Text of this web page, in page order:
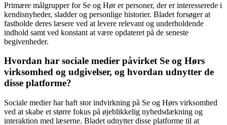
Primære målgrupper for Se og Hør er personer, der er interesserede i
kendisnyheder, sladder og personlige historier. Bladet forsøger at
fastholde deres læsere ved at levere relevant og underholdende
indhold samt ved konstant at være opdateret på de seneste
begivenheder.
Hvordan har sociale medier påvirket Se og Hørs
virksomhed og udgivelser, og hvordan udnytter de
disse platforme?
Sociale medier har haft stor indvirkning på Se og Hørs virksomhed
ved at skabe et større fokus på øjeblikkelig nyhedsdækning og
interaktion med læserne. Bladet udnytter disse platforme til at